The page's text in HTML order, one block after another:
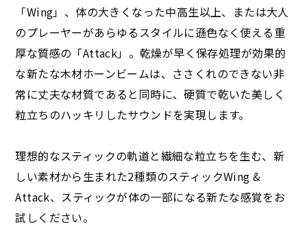
「Wing」、体の大きくなった中高生以上、または大人
のプレーヤーがあらゆるスタイルに遜色なく使える重
厚な質感の「Attack」。乾燥が早く保存処理が効果的
な新たな木材ホーンビームは、ささくれのできない非
常に丈夫な材質であると同時に、硬質で乾いた美しく
粒立ちのハッキリしたサウンドを実現します。
理想的なスティックの軌道と繊細な粒立ちを生む、新
しい素材から生まれた2種類のスティックWing &
Attack、スティックが体の一部になる新たな感覚をお
試しください。